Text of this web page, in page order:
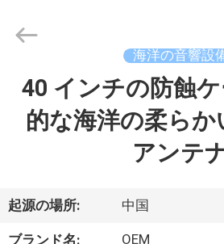
家
ダ
Copyright
Jiaxing
Marine
Co.,Ltd..
海洋の音響設
40 インチの防蝕
的な海洋の柔ら
アンテ
起源の場所: 中国
ブランド名: OEM